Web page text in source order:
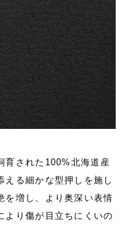
育された100%北海道産
える細かな型押しを施し
を増し、より奥深い表情
より傷が目立ちにくいの